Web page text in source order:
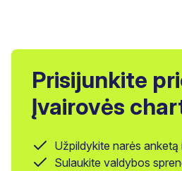
Prisijunkite
Įvairovės
Užpildykite narės anketą
Sulaukite valdybos